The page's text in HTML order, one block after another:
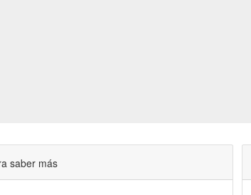
saber más